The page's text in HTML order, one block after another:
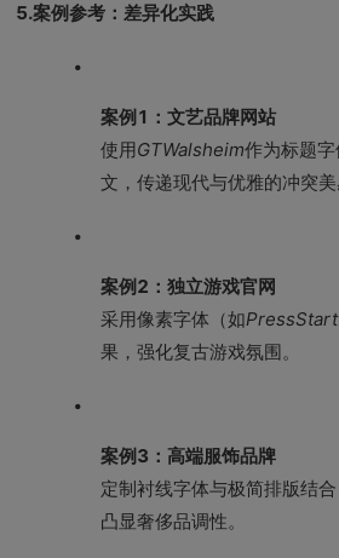
5.案例参考：差异化实践
案例1：文艺品牌网站
使用GTWalsheim作为标题
文，传递现代与优雅的冲突美
案例2：独立游戏官网
采用像素字体（如
果，强化复古游戏氛围。
案例3：高端服饰品牌
定制衬线字体与极简排版结
凸显奢侈品调性。